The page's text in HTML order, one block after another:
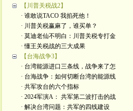
【川普关税战2】
· 谁敢说TACO 我掐死他！
· 川普关税赢麻了，谁买单？
· 莫迪老仙不明白：川普关税专打金
· 懂王关税战的三大成果
【台海战争3】
· 台湾能源进口三条线，战争来了怎
· 台海战争：如何切断台湾的能源线
· 共军攻台的六个指标
· 2024军演A： 共军第二波打击的战
· 解决台湾问题：共军的四线建设